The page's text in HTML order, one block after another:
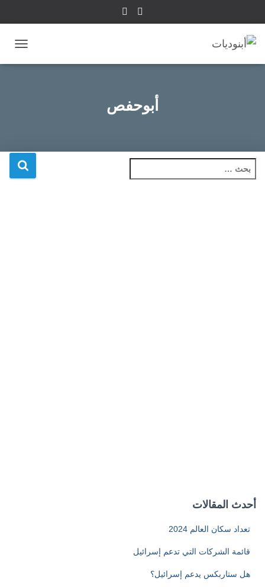
التنقل
أبوحفص
ل
أحدث المقالات
تعداد سكان العالم 2024
قائمة الشركات التي تدعم إسرائيل
هل ستاربكس يدعم إسرائيل؟